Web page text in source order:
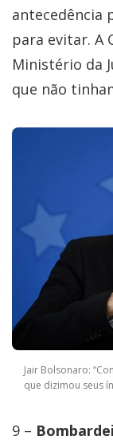
antecedência
para evitar. A
Ministério da
que não
Jair Bolsonaro:
que dizimou seus
9 –